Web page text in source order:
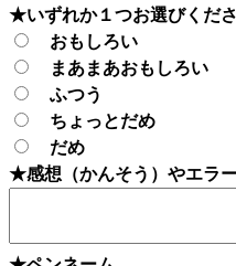
★いずれか１つお選びくださ
おもしろい
まあまあおもしろい
ふつう
ちょっとだめ
だめ
★感想（かんそう）やエラ